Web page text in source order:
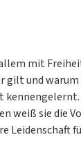
mit
und
weiß sie die
Leidenschaft